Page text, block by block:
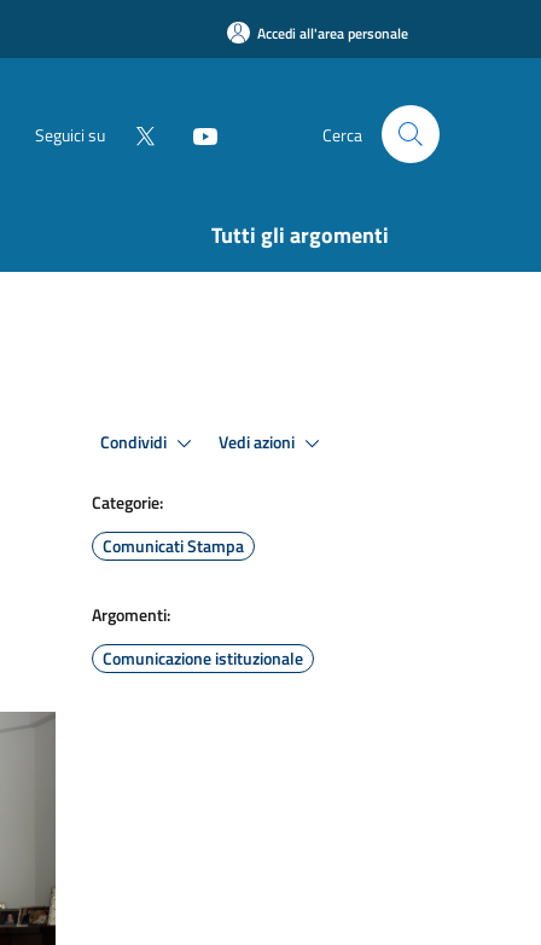
Accedi all'area personale
Seguici su Cerca
Tutti gli argomenti
Condividi Vedi azioni
Categorie:
Comunicati Stampa
Argomenti:
Comunicazione istituzionale